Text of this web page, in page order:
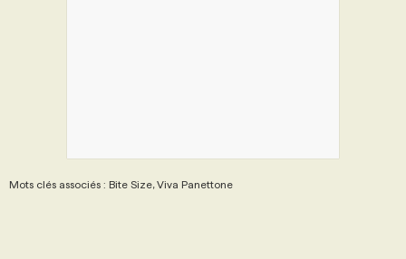
Mots clés associés : Bite Size, Viva Panettone